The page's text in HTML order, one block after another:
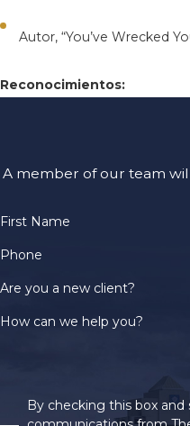
Autor, “You’ve Wrecked
Reconocimientos:
A member of our team
First Name
Phone
Are you a new client?
How can we help you?
By checking this box